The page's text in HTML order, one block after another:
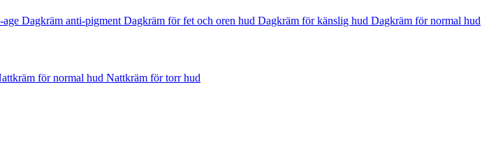
age Dagkräm anti-pigment Dagkräm för fet och oren hud Dagkräm för känslig hud Dagkräm för normal hud
för normal hud Nattkräm för torr hud